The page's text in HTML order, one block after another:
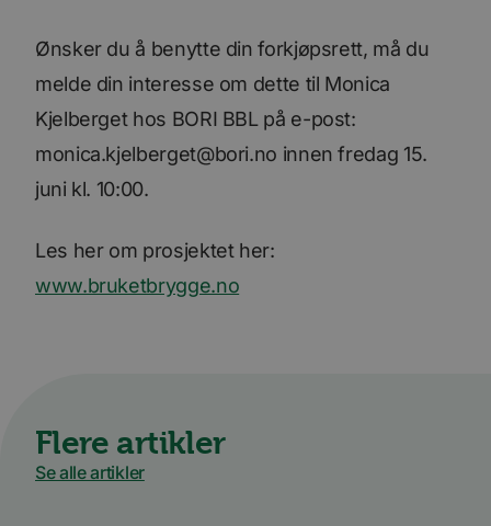
Ønsker du å benytte din forkjøpsrett, må du
melde din interesse om dette til Monica
Kjelberget hos BORI BBL på e-post:
monica.kjelberget@bori.no innen fredag 15.
juni kl. 10:00.
Les her om prosjektet her:
www.bruketbrygge.no
Flere artikler
Se alle artikler